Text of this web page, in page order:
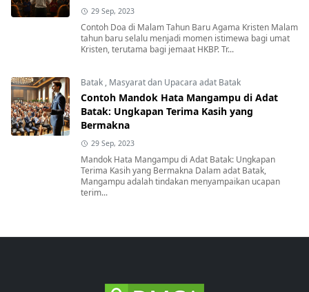
29 Sep, 2023
Contoh Doa di Malam Tahun Baru Agama Kristen Malam
tahun baru selalu menjadi momen istimewa bagi umat
Kristen, terutama bagi jemaat HKBP. Tr...
Batak , Masyarat dan Upacara adat Batak
Contoh Mandok Hata Mangampu di Adat
Batak: Ungkapan Terima Kasih yang
Bermakna
29 Sep, 2023
Mandok Hata Mangampu di Adat Batak: Ungkapan
Terima Kasih yang Bermakna Dalam adat Batak,
Mangampu adalah tindakan menyampaikan ucapan
terim...